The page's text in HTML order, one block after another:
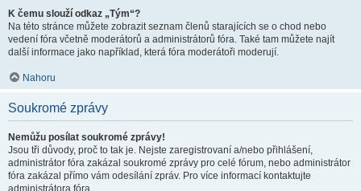
K čemu slouží odkaz „Tým“?
Na této stránce můžete zobrazit seznam členů starajících se o chod nebo
vedení fóra včetně moderátorů a administrátorů fóra. Také tam můžete najít
další informace jako například, která fóra moderátoři moderují.
Nahoru
Soukromé zprávy
Nemůžu posílat soukromé zprávy!
Jsou tři důvody, proč to tak je. Nejste zaregistrovaní a/nebo přihlášení,
administrátor fóra zakázal soukromé zprávy pro celé fórum, nebo administrátor
fóra zakázal přímo vám odesílání zpráv. Pro více informací kontaktujte
administrátora fóra.